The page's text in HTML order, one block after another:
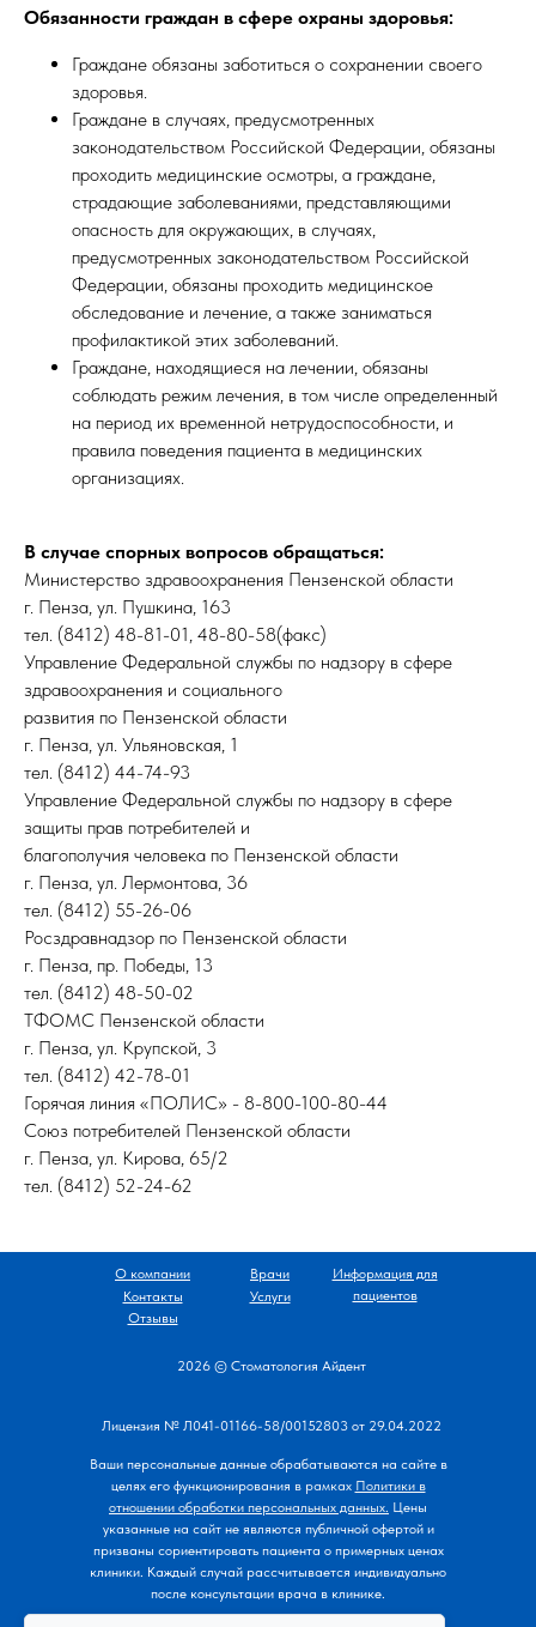
Обязанности граждан в сфере охраны здоровья:
Граждане обязаны заботиться о сохранении своего
здоровья.
Граждане в случаях, предусмотренных
законодательством Российской Федерации, обязаны
проходить медицинские осмотры, а граждане,
страдающие заболеваниями, представляющими
опасность для окружающих, в случаях,
предусмотренных законодательством Российской
Федерации, обязаны проходить медицинское
обследование и лечение, а также заниматься
профилактикой этих заболеваний.
Граждане, находящиеся на лечении, обязаны
соблюдать режим лечения, в том числе определенный
на период их временной нетрудоспособности, и
правила поведения пациента в медицинских
организациях.
В случае спорных вопросов обращаться:
Министерство здравоохранения Пензенской области
г. Пенза, ул. Пушкина, 163
тел. (8412) 48-81-01, 48-80-58(факс)
Управление Федеральной службы по надзору в сфере
здравоохранения и социального
развития по Пензенской области
г. Пенза, ул. Ульяновская, 1
тел. (8412) 44-74-93
Управление Федеральной службы по надзору в сфере
защиты прав потребителей и
благополучия человека по Пензенской области
г. Пенза, ул. Лермонтова, 36
тел. (8412) 55-26-06
Росздравнадзор по Пензенской области
г. Пенза, пр. Победы, 13
тел. (8412) 48-50-02
ТФОМС Пензенской области
г. Пенза, ул. Крупской, 3
тел. (8412) 42-78-01
Горячая линия «ПОЛИС» - 8-800-100-80-44
Союз потребителей Пензенской области
г. Пенза, ул. Кирова, 65/2
тел. (8412) 52-24-62
2026 © Стоматология Айдент
О компании
Услуги
Врачи
Информация для
пациентов
Отзывы
Контакты
Лицензия № Л041-01166-58/00152803 от 29.04.2022
Ваши персональные данные обрабатываются на сайте в
целях его функционирования в рамках Политики в
отношении обработки персональных данных. Цены
указанные на сайт не являются публичной офертой и
призваны сориентировать пациента о примерных ценах
клиники. Каждый случай рассчитывается индивидуально
после консультации врача в клинике.